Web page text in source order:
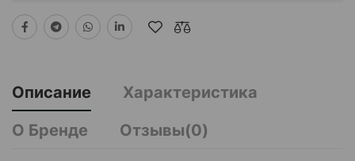
Описание
Характеристика
О Бренде
Отзывы(0)